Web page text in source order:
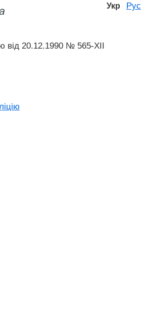
Укр Рус
від 20.12.1990 № 565-XII